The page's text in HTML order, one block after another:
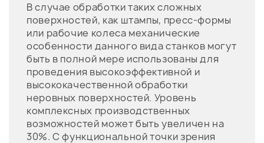
В случае обработки таких сложных
поверхностей, как штампы, пресс-формы
или рабочие колеса механические
особенности данного вида станков могут
быть в полной мере использованы для
проведения высокоэффективной и
высококачественной обработки
неровных поверхностей. Уровень
комплексных производственных
возможностей может быть увеличен на
30%. С функциональной точки зрения